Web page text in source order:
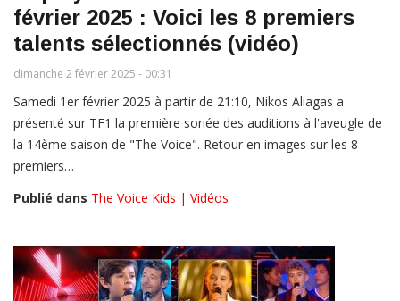
février 2025 : Voici les 8 premiers
talents sélectionnés (vidéo)
dimanche 2 février 2025 - 00:31
Samedi 1er février 2025 à partir de 21:10, Nikos Aliagas a
présenté sur TF1 la première soriée des auditions à l'aveugle de
la 14ème saison de "The Voice". Retour en images sur les 8
premiers…
Publié dans The Voice Kids | Vidéos